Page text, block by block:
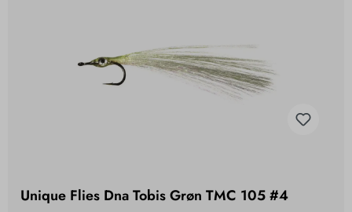
Unique Flies Dna Tobis Grøn TMC 105 #4